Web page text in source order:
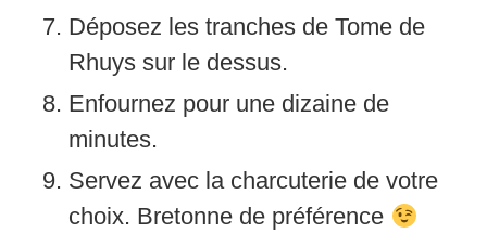
Déposez les tranches de Tome de
Rhuys sur le dessus.
Enfournez pour une dizaine de
minutes.
Servez avec la charcuterie de votre
choix. Bretonne de préférence